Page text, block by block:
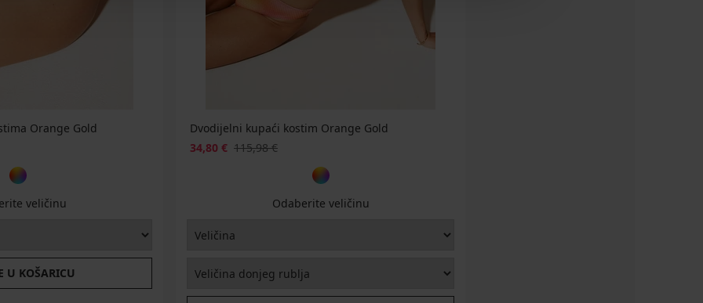
Orange Gold
veličinu
U KOŠARICU
Dvodijelni kupaći kostim Orange Gold
34,80 € 115,98 €
Odaberite veličinu